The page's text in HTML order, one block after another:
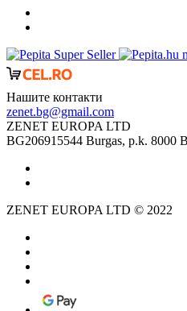
Нашите контакти
zenet.bg@gmail.com
ZENET EUROPA LTD
BG206915544 Burgas, p.k. 8000
ZENET EUROPA LTD © 2022